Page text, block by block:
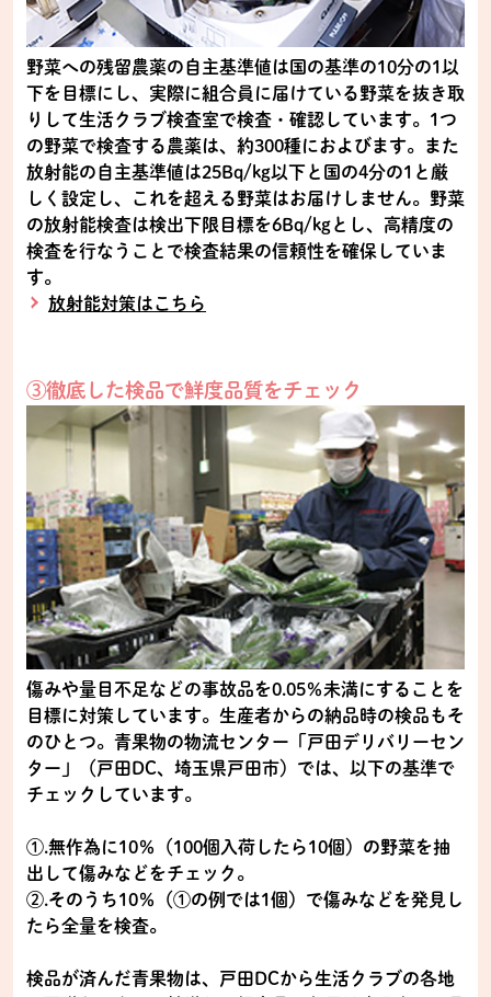
野菜への残留農薬の自主基準値は国の基準の10分の1以
下を目標にし、実際に組合員に届けている野菜を抜き取
りして生活クラブ検査室で検査・確認しています。1つ
の野菜で検査する農薬は、約300種におよびます。また
放射能の自主基準値は25Bq/kg以下と国の4分の1と厳
しく設定し、これを超える野菜はお届けしません。野菜
の放射能検査は検出下限目標を6Bq/kgとし、高精度の
検査を行なうことで検査結果の信頼性を確保していま
す。
放射能対策はこちら
③徹底した検品で鮮度品質をチェック
傷みや量目不足などの事故品を0.05％未満にすることを
目標に対策しています。生産者からの納品時の検品もそ
のひとつ。青果物の物流センター「戸田デリバリーセン
ター」（戸田DC、埼玉県戸田市）では、以下の基準で
チェックしています。
①.無作為に10％（100個入荷したら10個）の野菜を抽
出して傷みなどをチェック。
②.そのうち10％（①の例では1個）で傷みなどを発見し
たら全量を検査。
検品が済んだ青果物は、戸田DCから生活クラブの各地